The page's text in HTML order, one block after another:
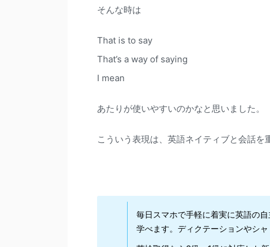
そんな時は
That is to say
That’s a way of saying
I mean
あたりが使いやすいのかなと思いました。
こういう表現は、英語ネイティブと会話を
毎日スマホで手軽に着実に英語の
学べます。ディクテーションやシ